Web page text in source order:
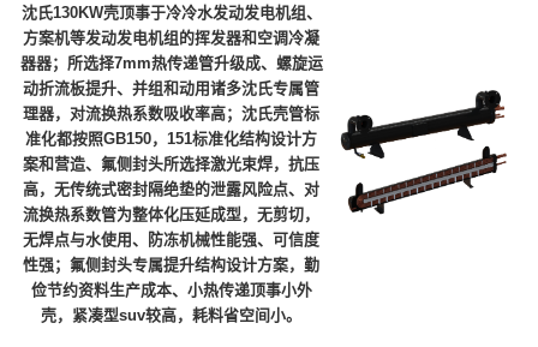
沈氏130KW壳顶事于冷冷水发动发电机组、
方案机等发动发电机组的挥发器和空调冷凝
器器；所选择7mm热传递管升级成、螺旋运
动折流板提升、并组和动用诸多沈氏专属管
理器，对流换热系数吸收率高；沈氏壳管标
准化都按照GB150，151标准化结构设计方
案和营造、氟侧封头所选择激光束焊，抗压
高，无传统式密封隔绝垫的泄露风险点、对
流换热系数管为整体化压延成型，无剪切，
无焊点与水使用、防冻机械性能强、可信度
性强；氟侧封头专属提升结构设计方案，勤
俭节约资料生产成本、小热传递顶事小外
壳，紧凑型suv较高，耗料省空间小。